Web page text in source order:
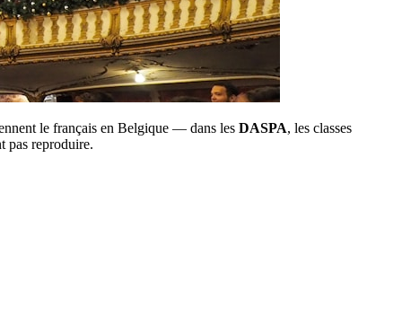
le français en Belgique — dans les DASPA, les classes
pas reproduire.